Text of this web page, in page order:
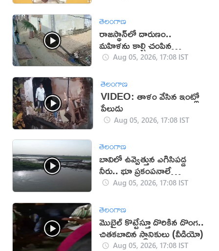
తెలంగాణ
రాజస్థాన్‌లో దారుణం..
మహిళను కాల్చి చంపిన
యువకుడు (వీడియో)
Aug 05, 2026, 17:08 IST
తెలంగాణ
VIDEO: తాళం వేసిన ఇంట్లో
పేలుడు
Aug 05, 2026, 17:08 IST
తెలంగాణ
బావిలో ఉవ్వెత్తున ఎగిసిపడ్డ
నీరు.. భూ ప్రకంపనాలే
కారణమా?
Aug 05, 2026, 17:08 IST
తెలంగాణ
మొబైల్ కొట్టేస్తూ దొరికిన దొంగ..
చితకబాదిన స్థానికులు (వీడియో)
Aug 05, 2026, 17:08 IST